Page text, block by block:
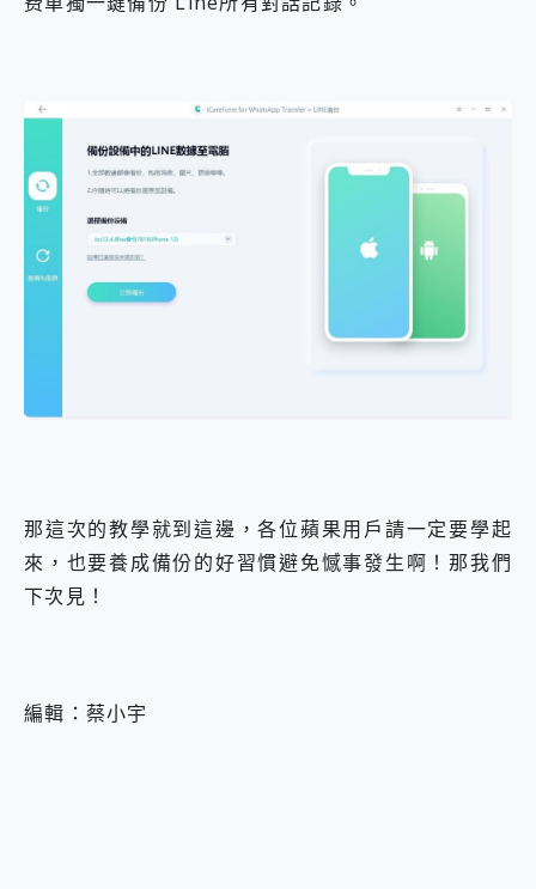
那這次的教學就到這邊，各位蘋果用戶請一定要學起
來，也要養成備份的好習慣避免憾事發生啊！那我們
下次見！
編輯：蔡小宇